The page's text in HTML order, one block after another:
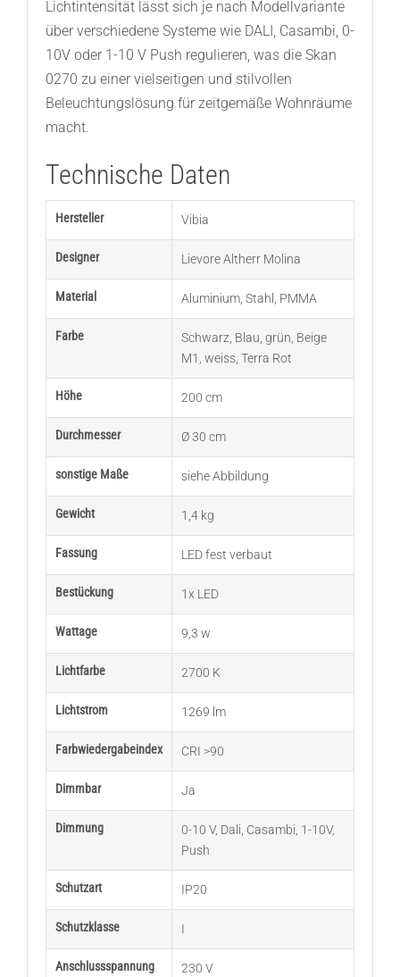
Lichtintensität lässt sich je nach Modellvariante
über verschiedene Systeme wie DALI, Casambi, 0-
10V oder 1-10 V Push regulieren, was die Skan
0270 zu einer vielseitigen und stilvollen
Beleuchtungslösung für zeitgemäße Wohnräume
macht.
Technische Daten
Hersteller Vibia
Designer Lievore Altherr Molina
Material Aluminium, Stahl , PMMA
Farbe Schwarz, Blau, grün, Beige
M1 , weiss, Terra Rot
Höhe 200 cm
Durchmesser Ø 30 cm
sonstige Maße siehe Abbildung
Gewicht 1,4 kg
Fassung LED fest verbaut
Bestückung 1x LED
Wattage 9,3 w
Lichtfarbe 2700 K
Lichtstrom 1269 lm
Farbwiedergabeindex CRI >90
Dimmbar Ja
Dimmung 0-10 V, Dali, Casambi, 1-10V,
Push
Schutzart IP20
Schutzklasse I
Anschlussspannung 230 V